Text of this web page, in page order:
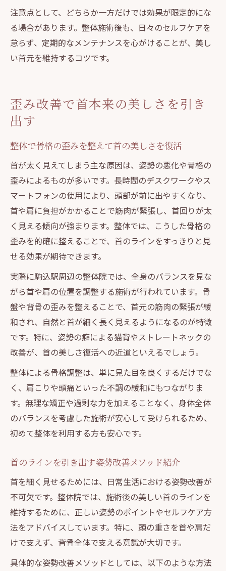
注意点として、どちらか一方だけでは効果が限定的にな
る場合があります。整体施術後も、日々のセルフケアを
怠らず、定期的なメンテナンスを心がけることが、美し
い首元を維持するコツです。
歪み改善で首本来の美しさを引き
出す
整体で骨格の歪みを整えて首の美しさを復活
首が太く見えてしまう主な原因は、姿勢の悪化や骨格の
歪みによるものが多いです。長時間のデスクワークやス
マートフォンの使用により、頭部が前に出やすくなり、
首や肩に負担がかかることで筋肉が緊張し、首回りが太
く見える傾向が強まります。整体では、こうした骨格の
歪みを的確に整えることで、首のラインをすっきりと見
せる効果が期待できます。
実際に駒込駅周辺の整体院では、全身のバランスを見な
がら首や肩の位置を調整する施術が行われています。骨
盤や背骨の歪みを整えることで、首元の筋肉の緊張が緩
和され、自然と首が細く長く見えるようになるのが特徴
です。特に、姿勢の癖による猫背やストレートネックの
改善が、首の美しさ復活への近道といえるでしょう。
整体による骨格調整は、単に見た目を良くするだけでな
く、肩こりや頭痛といった不調の緩和にもつながりま
す。無理な矯正や過剰な力を加えることなく、身体全体
のバランスを考慮した施術が安心して受けられるため、
初めて整体を利用する方も安心です。
首のラインを引き出す姿勢改善メソッド紹介
首を細く見せるためには、日常生活における姿勢改善が
不可欠です。整体院では、施術後の美しい首のラインを
維持するために、正しい姿勢のポイントやセルフケア方
法をアドバイスしています。特に、頭の重さを首や肩だ
けで支えず、背骨全体で支える意識が大切です。
具体的な姿勢改善メソッドとしては、以下のような方法